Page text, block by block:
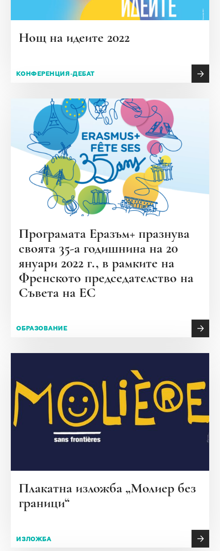
Нощ на идеите 2022
КОНФЕРЕНЦИЯ-ДЕБАТ
Програмата Еразъм+ празнува
своята 35-а годишнина на 20
януари 2022 г., в рамките на
Френското председателство на
Съвета на ЕС
ОБРАЗОВАНИЕ
Плакатна изложба „Молиер без
граници“
ИЗЛОЖБА